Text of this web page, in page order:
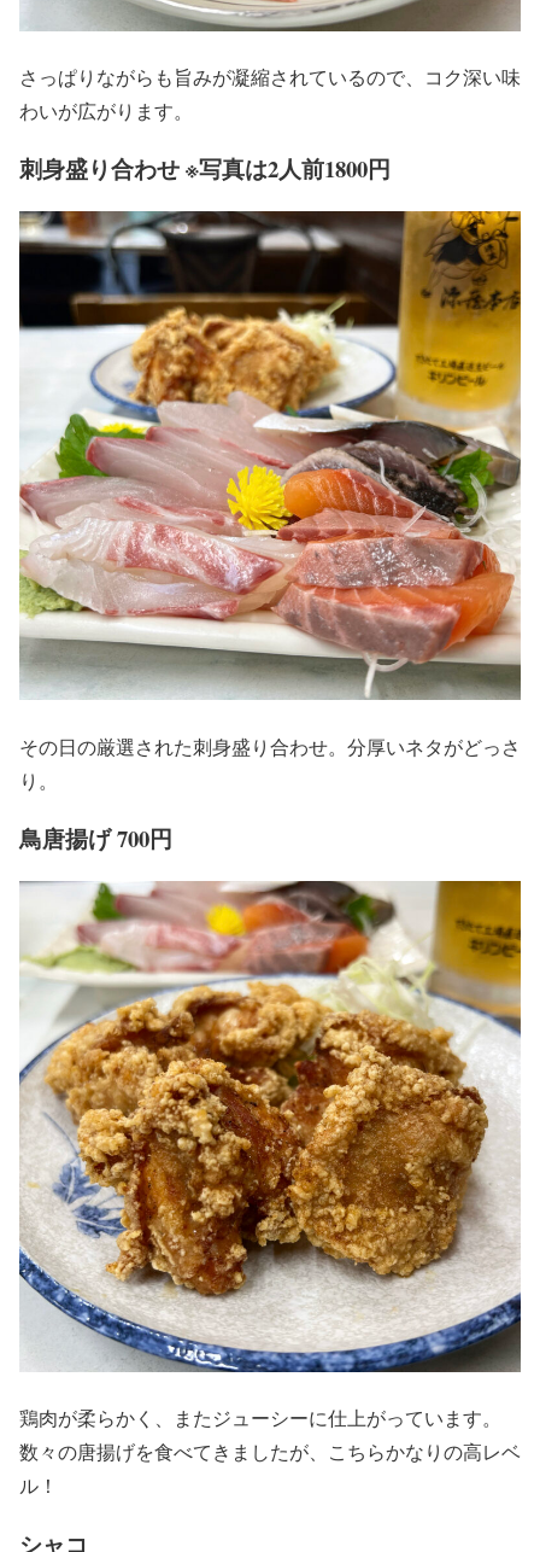
さっぱりながらも旨みが凝縮されているので、コク深い味
わいが広がります。
刺身盛り合わせ ※写真は2人前1800円
その日の厳選された刺身盛り合わせ。分厚いネタがどっさ
り。
鳥唐揚げ 700円
鶏肉が柔らかく、またジューシーに仕上がっています。
数々の唐揚げを食べてきましたが、こちらかなりの高レベ
ル！
シャコ